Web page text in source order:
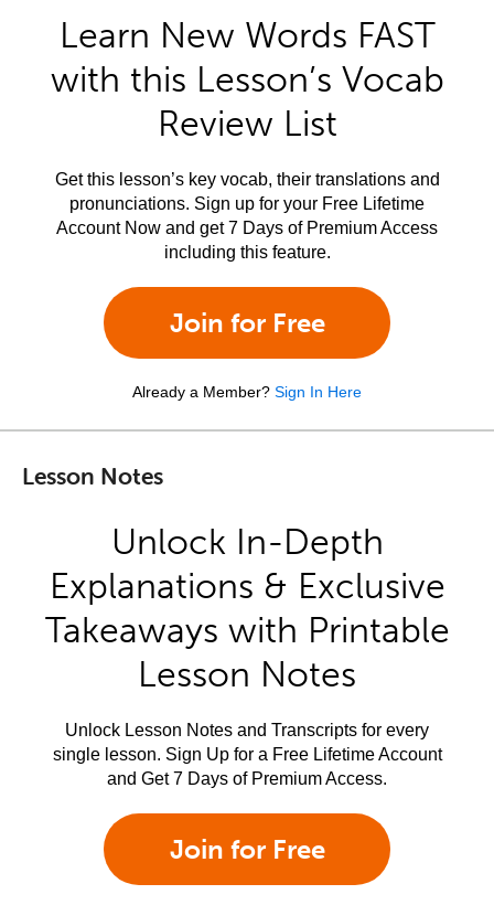
Learn New Words FAST
with this Lesson’s Vocab
Review List
Get this lesson’s key vocab, their translations and
pronunciations. Sign up for your Free Lifetime
Account Now and get 7 Days of Premium Access
including this feature.
Join for Free
Already a Member? Sign In Here
Lesson Notes
Unlock In-Depth
Explanations & Exclusive
Takeaways with Printable
Lesson Notes
Unlock Lesson Notes and Transcripts for every
single lesson. Sign Up for a Free Lifetime Account
and Get 7 Days of Premium Access.
Join for Free